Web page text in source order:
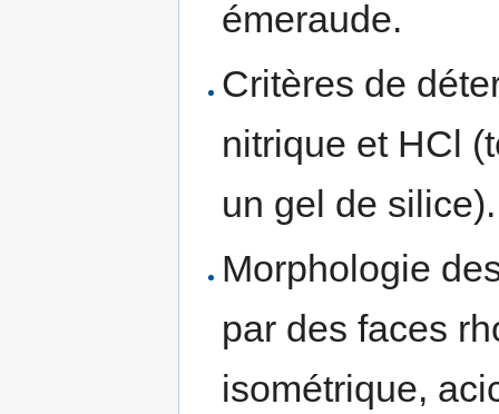
émeraude.
Critères de
nitrique et HCl
un gel de silice).
Morphologie
par des faces
isométrique,